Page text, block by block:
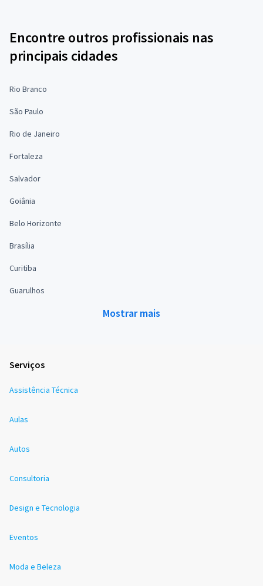
Encontre outros profissionais nas
principais cidades
Rio Branco
São Paulo
Rio de Janeiro
Fortaleza
Salvador
Goiânia
Belo Horizonte
Brasília
Curitiba
Guarulhos
Mostrar mais
Serviços
Assistência Técnica
Aulas
Autos
Consultoria
Design e Tecnologia
Eventos
Moda e Beleza